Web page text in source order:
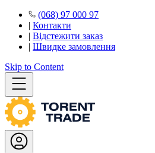
(068) 97 000 97
| Контакти
| Відстежити заказ
| Швидке замовлення
Skip to Content